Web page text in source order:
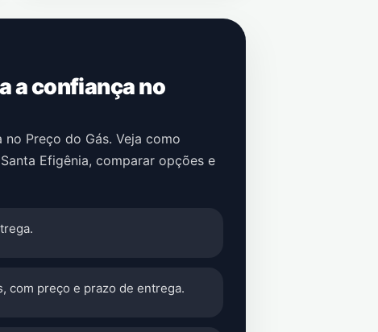
a confiança no
Preço do Gás. Veja como
Santa Efigênia, comparar opções e
com preço e prazo de entrega.